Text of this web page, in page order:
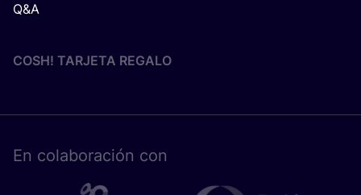
Q&A
COSH! TARJETA REGALO
En cola­bo­ra­ción con